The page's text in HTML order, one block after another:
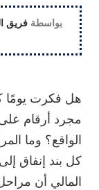
بواسطة فريق
هل فكرت يومًا
مجرد أرقام
الواقع؟ وما
كل بند إنفاق
المالي أن